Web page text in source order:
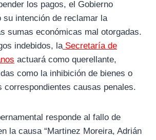
los pagos, el Gobierno
su intención de reclamar la
sumas económicas mal otorgadas.
indebidos, laSecretaría de
actuará como querellante,
como la inhibición de bienes o
correspondientes causas penales.
responde al fallo de
la causa “Martinez Moreira, Adrián